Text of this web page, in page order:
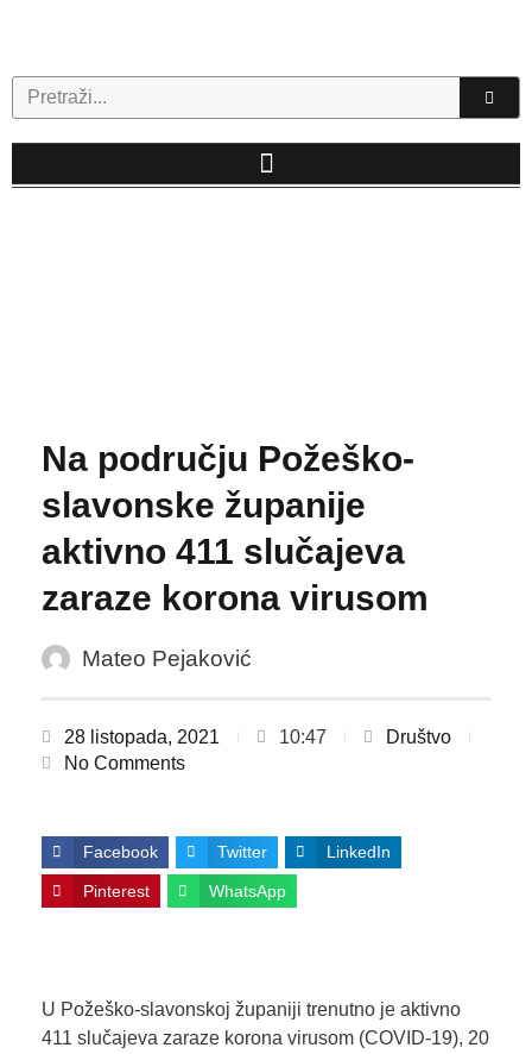
Search
Na području Požeško-
slavonske županije
aktivno 411 slučajeva
zaraze korona virusom
Mateo Pejaković
28 listopada, 2021 10:47
Društvo
No Comments
Facebook Twitter LinkedIn
Pinterest WhatsApp
U Požeško-slavonskoj županiji trenutno je aktivno
411 slučajeva zaraze korona virusom (COVID-19), 20